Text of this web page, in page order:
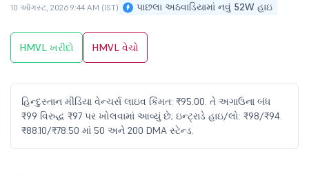
પાછલા અઠવાડિયામાં નવું 52W હાઇ
10 ઑગસ્ટ, 2026 9:44 AM (IST)
HMVL ખરીદો HMVL વેચો
હિન્દુસ્તાન મીડિયા વેન્ચર્સ લાઇવ કિંમત: ₹95.00. તે અગાઉના બંધ
₹99 વિરુદ્ધ ₹97 પર ખોલવામાં આવ્યું છે; ઇન્ટ્રાડે હાઇ/લો: ₹98/₹94.
₹88.10/₹78.50 માં 50 અને 200 DMA સ્ટેન્ડ.